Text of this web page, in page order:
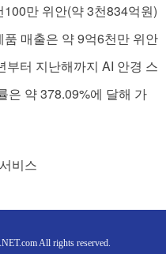
만 위안(약 3천834억원)
매출은 약 9억6천만 위안
터 지난해까지 AI 안경 스
은 약 378.09%에 달해 가
비스
All rights reserved.